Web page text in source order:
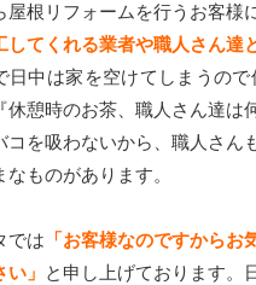
屋根リフォームを行うお客様
してくれる業者や職人さん達
日中は家を空けてしまうの
休憩時のお茶、職人さん達は
コを吸わないから、職人さん
なものがあります。
では 「お客様なのですから
」 と申し上げております。